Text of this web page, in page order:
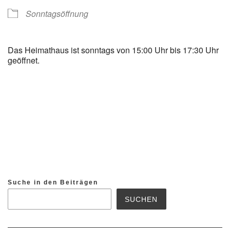
Sonntagsöffnung
Das Heimathaus ist sonntags von 15:00 Uhr bis 17:30 Uhr
geöffnet.
Suche in den Beiträgen
SUCHEN